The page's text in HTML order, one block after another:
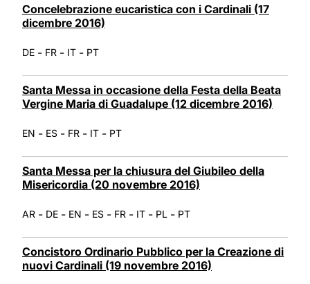
Concelebrazione eucaristica con i Cardinali (17
dicembre 2016)
DE - FR - IT - PT
Santa Messa in occasione della Festa della Beata
Vergine Maria di Guadalupe (12 dicembre 2016)
EN - ES - FR - IT - PT
Santa Messa per la chiusura del Giubileo della
Misericordia (20 novembre 2016)
AR - DE - EN - ES - FR - IT - PL - PT
Concistoro Ordinario Pubblico per la Creazione di
nuovi Cardinali (19 novembre 2016)